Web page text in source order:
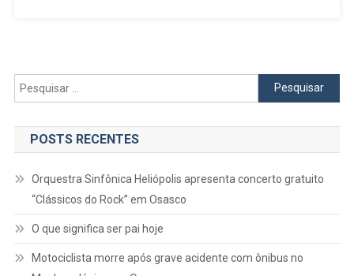
De
Festa
Grandes
Pesquisar
por:
POSTS RECENTES
Orquestra Sinfônica Heliópolis apresenta concerto gratuito
“Clássicos do Rock” em Osasco
O que significa ser pai hoje
Motociclista morre após grave acidente com ônibus no